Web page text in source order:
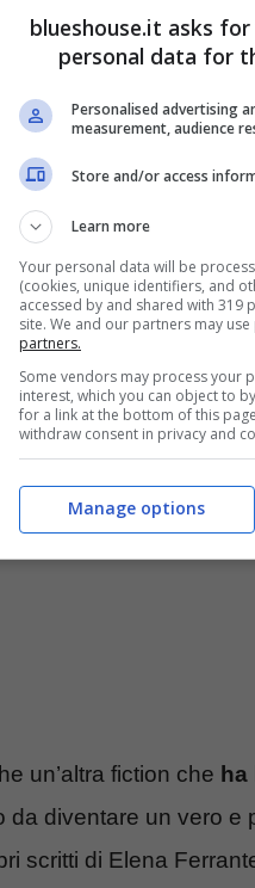
da tutti gli italiani,
quasi dieci anni, a
e senza mai deludere
ricordi e infondo alla
un’altra fiction che
da diventare un vero e
scritti di Elena
blueshouse.it asks
personal data for
Personalised advertising
measurement, audience
Store and/or access
Learn more
Your personal data will be
(cookies, unique identifiers, and
accessed by and shared with 319
site. We and our partners may
partners.
Some vendors may process your
interest, which you can object to
for a link at the bottom of this
withdraw consent in privacy and
Manage options